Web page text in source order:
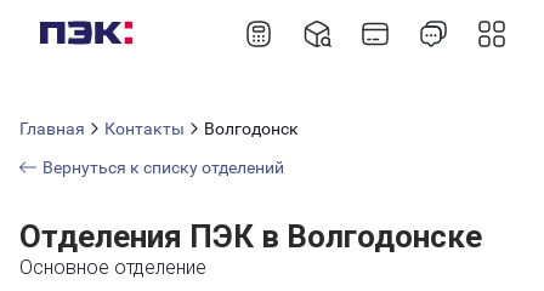
Главная Контакты
Волгодонск
Вернуться к списку отделений
Отделения ПЭК в Волгодонске
Основное отделение